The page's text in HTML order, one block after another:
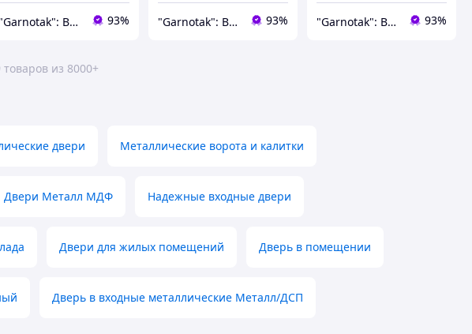
"Garnotak": Входные, межкомнатные двери и фурнитура 93% "Garnotak": Входные, межкомнатные двери и фурнитура 93% "Garnotak": Входные, межкомнатные двери и фурнитура 93%
из 8000+
двери Металлические ворота и калитки
Двери Металл МДФ Надежные входные двери
Двери для жилых помещений Дверь в помещении
Дверь в входные металлические Металл/ДСП